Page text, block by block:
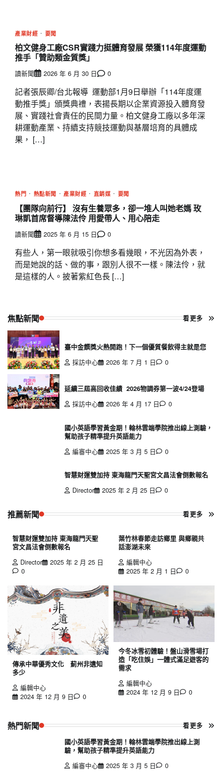
產業財經 要聞
柏文健身工廠CSR實踐力挺體育發展 榮獲114年度運動
推手「贊助類金質獎」
讀新聞 2026 年 6 月 30 日 0
記者張辰卿/台北報導 運動部1月9日舉辦「114年度運
動推手獎」頒獎典禮，表揚長期以企業資源投入體育發
展、實踐社會責任的民間力量。柏文健身工廠以多年深
耕運動產業、持續支持競技運動與基層培育的具體成
果， […]
熱門 熱點新聞 產業財經 直銷媒 要聞
【團隊向前行】 沒有生養眾多，卻一堆人叫她老媽 玫
琳凱首席督導陳法伶 用愛帶人、用心陪走
讀新聞 2025 年 6 月 15 日 0
有些人，第一眼就吸引你想多看幾眼，不光因為外表，
而是她說的話、做的事，跟別人很不一樣。陳法伶，就
是這樣的人。披著紫紅色長 […]
焦點新聞 看更多
臺中金饌獎火熱開跑！下一個優質餐飲得主就是您
採訪中心
2026 年 7 月 1 日 0
延續三屆高回收佳績 2026物調券第一波4/24登場
採訪中心
2026 年 4 月 17 日 0
國小英語學習黃金期！翰林雲端學院推出線上測驗，
幫助孩子精準提升英語能力
編審中心
2025 年 3 月 5 日 0
智慧財運雙加持 東海龍門天聖宮文昌法會倒數報名
Director
2025 年 2 月 25 日 0
推薦新聞 看更多
智慧財運雙加持 東海龍門天聖
宮文昌法會倒數報名
Director
2025 年 2 月 25 日
0
葉竹林春節走訪鄉里 與鄉親共
話澎湖未來
編輯中心
2025 年 2 月 1 日
0
傳承中華優秀文化 薊州非遺知
多少
編輯中心
2024 年 12 月 9 日
0
今冬冰雪初體驗！盤山滑雪場打
造「吃住娛」一體式滿足遊客的
需求
編輯中心
2024 年 12 月 9 日
0
熱門新聞 看更多
國小英語學習黃金期！翰林雲端學院推出線上測
驗，幫助孩子精準提升英語能力
編審中心
2025 年 3 月 5 日
0